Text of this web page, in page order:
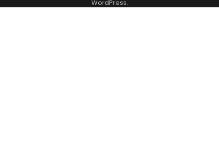
WordPress.